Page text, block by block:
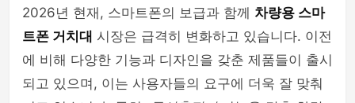
2026년 현재, 스마트폰의 보급과 함께 차량용 스마
트폰 거치대 시장은 급격히 변화하고 있습니다. 이전
에 비해 다양한 기능과 디자인을 갖춘 제품들이 출시
되고 있으며, 이는 사용자들의 요구에 더욱 잘 맞춰